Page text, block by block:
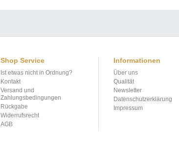
Shop Service
Ist etwas nicht in Ordnung?
Kontakt
Versand und
Zahlungsbedingungen
Rückgabe
Widerrufsrecht
AGB
Informationen
Über uns
Qualität
Newsletter
Datenschutzerklärung
Impressum